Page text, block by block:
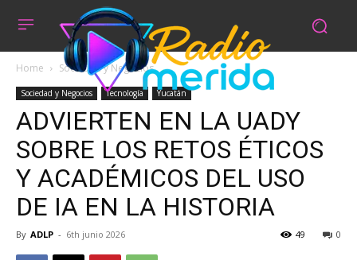
Home Sociedad y Negocios
Sociedad y Negocios Tecnología Yucatán
ADVIERTEN EN LA UADY
SOBRE LOS RETOS ÉTICOS
Y ACADÉMICOS DEL USO
DE IA EN LA HISTORIA
By ADLP - 6th junio 2026 0
49